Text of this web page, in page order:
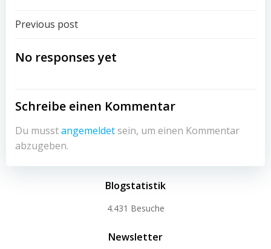
Beitragsnavigation
Previous post
No responses yet
Schreibe einen Kommentar
Du musstangemeldet sein, um einen Kommentar
abzugeben.
Blogstatistik
4.431 Besuche
Newsletter